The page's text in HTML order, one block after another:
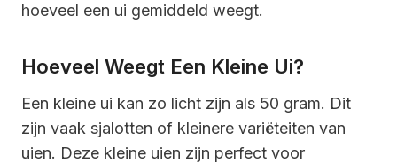
hoeveel een ui gemiddeld weegt.
Hoeveel Weegt Een Kleine Ui?
Een kleine ui kan zo licht zijn als 50 gram. Dit
zijn vaak sjalotten of kleinere variëteiten van
uien. Deze kleine uien zijn perfect voor